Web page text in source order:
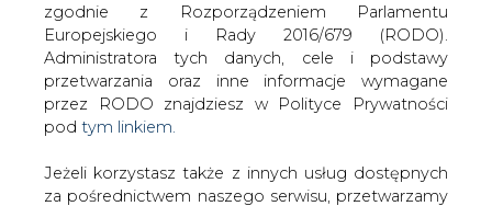
WŁĄCZ CIRE.TV
zgodnie z Rozporządzeniem Parlamentu
Europejskiego i Rady 2016/679 (RODO).
Administratora tych danych, cele i podstawy
przetwarzania oraz inne informacje wymagane
przez RODO znajdziesz w Polityce Prywatności
pod tym linkiem.
Jeżeli korzystasz także z innych usług dostępnych
za pośrednictwem naszego serwisu, przetwarzamy